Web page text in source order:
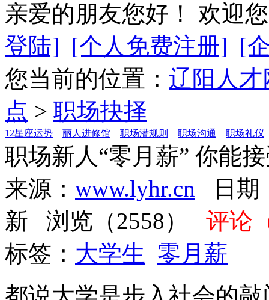
亲爱的朋友您好！ 欢迎
登陆] [个人免费注册] [
您当前的位置： 辽阳人才
点 > 职场抉择
12星座运势 丽人进修馆 职场潜规则 职场沟通 职场礼仪
职场新人“零月薪” 你能
来源： www.lyhr.cn 日期
新 浏览（2558） 评论
标签： 大学生 零月薪